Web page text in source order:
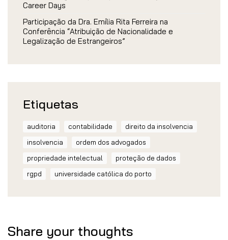
Career Days
Participação da Dra. Emília Rita Ferreira na
Conferência “Atribuição de Nacionalidade e
Legalização de Estrangeiros”
Etiquetas
auditoria contabilidade
direito da insolvencia
insolvencia
ordem dos advogados
propriedade intelectual
proteção de dados
rgpd
universidade católica do porto
Share your thoughts